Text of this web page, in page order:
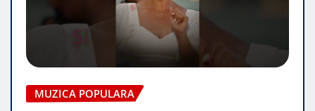
MUZICA POPULARA